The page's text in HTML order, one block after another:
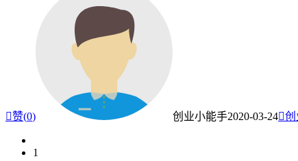
赞(0) 创业小能手2020-03-24创
1